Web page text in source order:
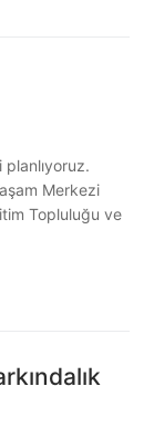
Merkezi
Topluluğu ve